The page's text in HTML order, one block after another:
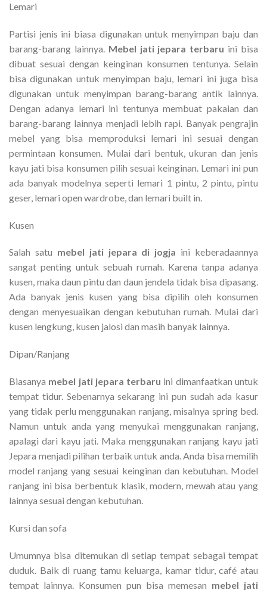
Lemari
Partisi jenis ini biasa digunakan untuk menyimpan baju dan
barang-barang lainnya. Mebel jati jepara terbaru ini bisa
dibuat sesuai dengan keinginan konsumen tentunya. Selain
bisa digunakan untuk menyimpan baju, lemari ini juga bisa
digunakan untuk menyimpan barang-barang antik lainnya.
Dengan adanya lemari ini tentunya membuat pakaian dan
barang-barang lainnya menjadi lebih rapi. Banyak pengrajin
mebel yang bisa memproduksi lemari ini sesuai dengan
permintaan konsumen. Mulai dari bentuk, ukuran dan jenis
kayu jati bisa konsumen pilih sesuai keinginan. Lemari ini pun
ada banyak modelnya seperti lemari 1 pintu, 2 pintu, pintu
geser, lemari open wardrobe, dan lemari built in.
Kusen
Salah satu mebel jati jepara di jogja ini keberadaannya
sangat penting untuk sebuah rumah. Karena tanpa adanya
kusen, maka daun pintu dan daun jendela tidak bisa dipasang.
Ada banyak jenis kusen yang bisa dipilih oleh konsumen
dengan menyesuaikan dengan kebutuhan rumah. Mulai dari
kusen lengkung, kusen jalosi dan masih banyak lainnya.
Dipan/Ranjang
Biasanya mebel jati jepara terbaru ini dimanfaatkan untuk
tempat tidur. Sebenarnya sekarang ini pun sudah ada kasur
yang tidak perlu menggunakan ranjang, misalnya spring bed.
Namun untuk anda yang menyukai menggunakan ranjang,
apalagi dari kayu jati. Maka menggunakan ranjang kayu jati
Jepara menjadi pilihan terbaik untuk anda. Anda bisa memilih
model ranjang yang sesuai keinginan dan kebutuhan. Model
ranjang ini bisa berbentuk klasik, modern, mewah atau yang
lainnya sesuai dengan kebutuhan.
Kursi dan sofa
Umumnya bisa ditemukan di setiap tempat sebagai tempat
duduk. Baik di ruang tamu keluarga, kamar tidur, café atau
tempat lainnya. Konsumen pun bisa memesan mebel jati